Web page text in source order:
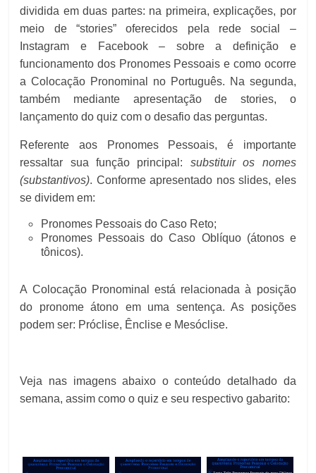
dividida em duas partes: na primeira, explicações, por
meio de “stories” oferecidos pela rede social –
Instagram e Facebook – sobre a definição e
funcionamento dos Pronomes Pessoais e como ocorre
a Colocação Pronominal no Português. Na segunda,
também mediante apresentação de stories, o
lançamento do quiz com o desafio das perguntas.
Referente aos Pronomes Pessoais, é importante
ressaltar sua função principal: substituir os nomes
(substantivos). Conforme apresentado nos slides, eles
se dividem em:
Pronomes Pessoais do Caso Reto;
Pronomes Pessoais do Caso Oblíquo (átonos e
tônicos).
A Colocação Pronominal está relacionada à posição
do pronome átono em uma sentença. As posições
podem ser: Próclise, Ênclise e Mesóclise.
Veja nas imagens abaixo o conteúdo detalhado da
semana, assim como o quiz e seu respectivo gabarito: